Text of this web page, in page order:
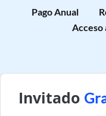
Pago Anual
Acceso
Invitado